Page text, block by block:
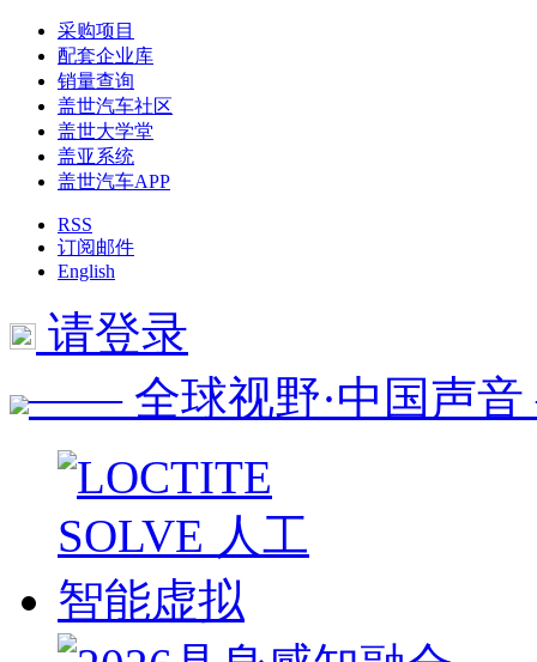
采购项目
配套企业库
销量查询
盖世汽车社区
盖世大学堂
盖亚系统
盖世汽车APP
RSS
订阅邮件
English
请登录
—— 全球视野·中国声